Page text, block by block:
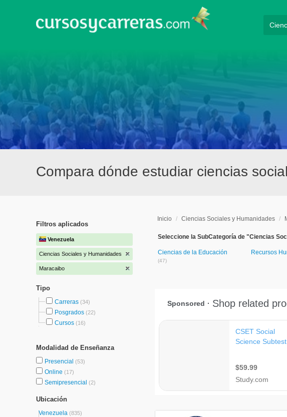
Compara dónde estudiar ciencias
Filtros aplicados
Venezuela
Ciencias Sociales y Humanidades
Maracaibo
Tipo
Carreras (34)
Posgrados (22)
Cursos (16)
Modalidad de Enseñanza
Presencial (53)
Online (17)
Semipresencial (2)
Ubicación
Venezuela (835)
Inicio / Ciencias Sociales y Humanidades /
Seleccione la SubCategoría de "Ciencias
Ciencias de la Educación
(47)
Recursos